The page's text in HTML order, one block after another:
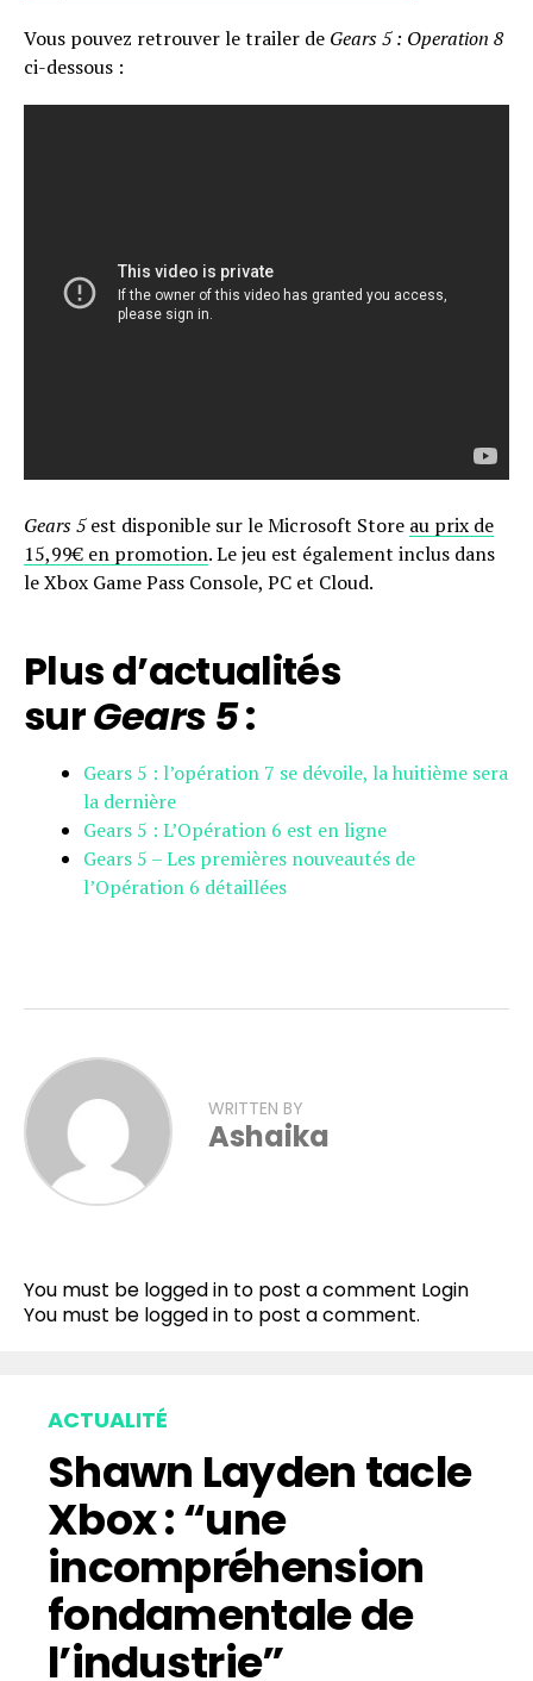
Vous pouvez retrouver le trailer de Gears 5 : Operation 8
ci-dessous :
Gears 5est disponible sur le Microsoft Store au prix de
15,99€ en promotion. Le jeu est également inclus dans
le Xbox Game Pass Console, PC et Cloud.
Plus d’actualités
surGears 5:
Gears 5 : l’opération 7 se dévoile, la huitième sera
la dernière
Gears 5 : L’Opération 6 est en ligne
Gears 5 – Les premières nouveautés de
l’Opération 6 détaillées
WRITTEN BY
Ashaika
You must be logged in to post a comment Login
You must be logged in to post a comment.
ACTUALITÉ
Shawn Layden tacle
Xbox : “une
incompréhension
fondamentale de
l’industrie”